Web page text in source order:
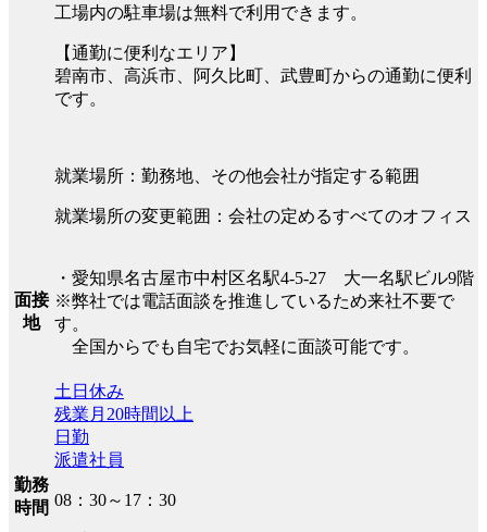
工場内の駐車場は無料で利用できます。
【通勤に便利なエリア】
碧南市、高浜市、阿久比町、武豊町からの通勤に便利
です。
就業場所：勤務地、その他会社が指定する範囲
就業場所の変更範囲：会社の定めるすべてのオフィス
面接
地
・愛知県名古屋市中村区名駅4-5-27 大一名駅ビル9階
※弊社では電話面談を推進しているため来社不要で
す。
全国からでも自宅でお気軽に面談可能です。
勤務
時間
土日休み
残業月20時間以上
日勤
派遣社員
08：30～17：30